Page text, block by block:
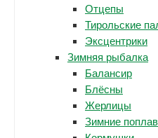
Отцепы
Тирольские
Эксцентрики
Зимняя рыбалка
Балансир
Блёсны
Жерлицы
Зимние